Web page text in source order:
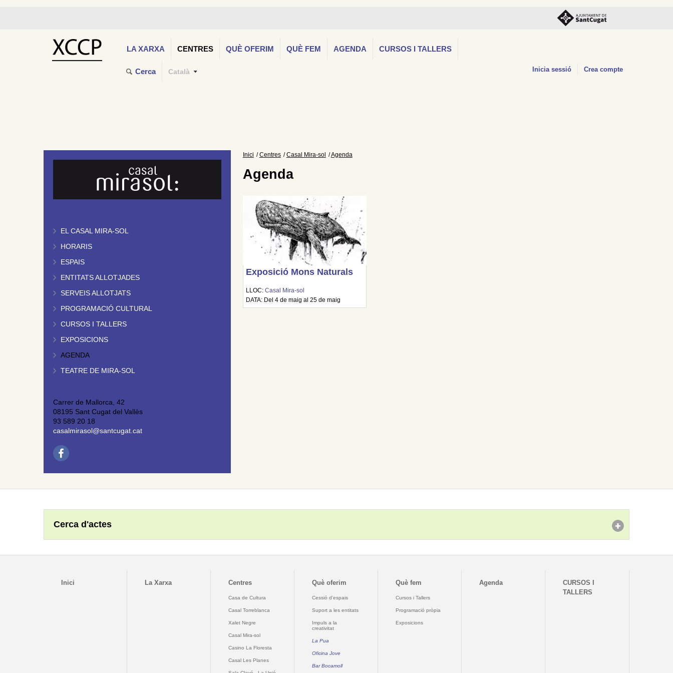
LA XARXA CENTRES QUÈ OFERIM QUÈ FEM AGENDA CURSOS I TALLERS
Cerca Català Inicia sessió Crea compte
EL CASAL MIRA-SOL
HORARIS
ESPAIS
ENTITATS ALLOTJADES
SERVEIS ALLOTJATS
PROGRAMACIÓ CULTURAL
CURSOS I TALLERS
EXPOSICIONS
AGENDA
TEATRE DE MIRA-SOL
Carrer de Mallorca, 42
08195 Sant Cugat del Vallès
93 589 20 18
casalmirasol@santcugat.cat
Inici Centres Casal Mira-sol Agenda
Agenda
Exposició Mons Naturals
LLOC: Casal Mira-sol
DATA: Del 4 de maig al 25 de maig
Cerca d'actes
Inici La Xarxa Centres
Casa de Cultura
Casal Torreblanca
Xalet Negre
Casal Mira-sol
Casino La Floresta
Casal Les Planes
Què oferim
Cessió d'espais
Suport a les entitats
Impuls a la
creativitat
La Pua
Oficina Jove
Bar Bocamoll
Què fem
Cursos i Tallers
Programació pròpia
Exposicions
Agenda
CURSOS I
TALLERS